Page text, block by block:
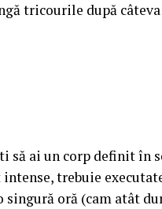
tricourile după
să ai un corp definit în
trebuie
oră (cam atât